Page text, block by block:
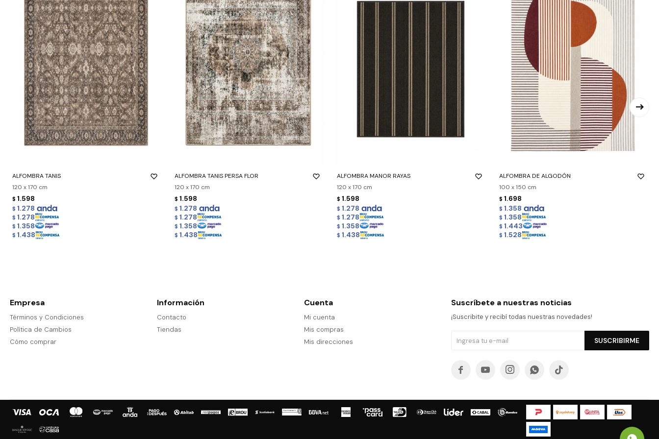
ALFOMBRA TANIS
120 x 170 cm
$ 1.598
$ 1.278
$ 1.278
$ 1.358
$ 1.438
ALFOMBRA TANIS PERSA FLOR
120 x 170 cm
$ 1.598
$ 1.278
$ 1.278
$ 1.358
$ 1.438
ALFOMBRA MANOR RAYAS
120 x 170 cm
$ 1.598
$ 1.278
$ 1.278
$ 1.358
$ 1.438
ALFOMBRA DE ALGODÓN
100 x 150 cm
$ 1.698
$ 1.358
$ 1.358
$ 1.443
$ 1.528
- +
Empresa
Términos y Condiciones
Política de Cambios
Cómo comprar
Información
Contacto
Tiendas
Cuenta
Mi cuenta
Mis compras
Mis direcciones
Suscríbete a nuestras noticias
¡Suscribite y recibí todas nuestras novedades!
SUSCRIBIRME
    